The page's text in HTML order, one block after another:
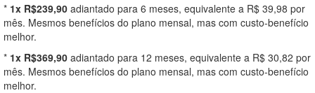
* 1x R$239,90 adiantado para 6 meses, equivalente a R$ 39,98 por
mês. Mesmos benefícios do plano mensal, mas com custo-benefício
melhor.
* 1x R$369,90 adiantado para 12 meses, equivalente a R$ 30,82 por
mês. Mesmos benefícios do plano mensal, mas com custo-benefício
melhor.